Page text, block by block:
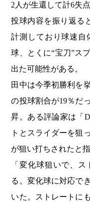
2人が生還して計6失
投球内容を振り返る
計測しており球速自
球、とくに“宝刀”ス
出た可能性がある。
田中は今季初勝利を
の投球割合が19％だ
昇。ある評論家は「
トとスライダーを狙
が狙い打ちされたと指
「変化球狙いで、
る。変化球に対応で
いた。ストレートに